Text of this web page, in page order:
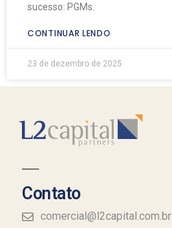
sucesso: PGMs.
CONTINUAR LENDO
23 de dezembro de 2025
Contato
comercial@l2capital.com.br